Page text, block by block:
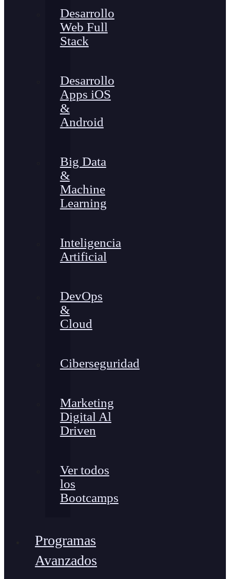
Desarrollo
Web Full
Stack
Desarrollo
Apps iOS
&
Android
Big Data
&
Machine
Learning
Inteligencia
Artificial
DevOps
&
Cloud
Ciberseguridad
Marketing
Digital Al
Driven
Ver todos
los
Bootcamps
Programas
Avanzados